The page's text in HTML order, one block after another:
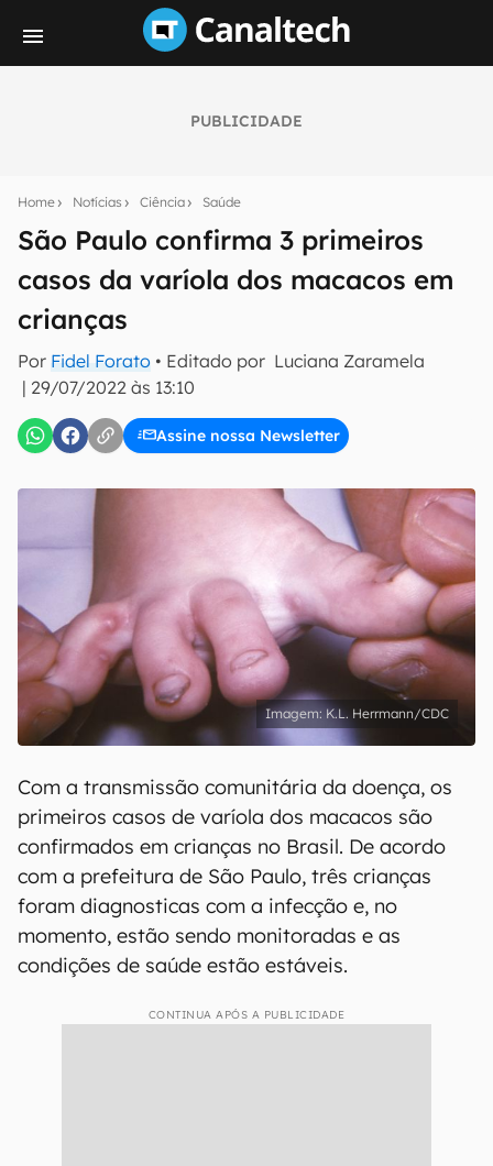
PUBLICIDADE
Home Notícias Ciência Saúde
São Paulo confirma 3 primeiros
casos da varíola dos macacos em
crianças
Por Fidel Forato • Editado por Luciana Zaramela
| 29/07/2022 às 13:10
Assine nossa Newsletter
notícias e reviews sobre tecnologia em primeira
mão.
E-mail
inscreva-se
Confirmo que li, aceito e concordo com os Termos de
Uso e Política de Privacidade do Canaltech.
K.L. Herrmann/CDC
Com a transmissão comunitária da doença, os
primeiros casos de varíola dos macacos são
confirmados em crianças no Brasil. De acordo
com a prefeitura de São Paulo, três crianças
foram diagnosticas com a infecção e, no
momento, estão sendo monitoradas e as
condições de saúde estão estáveis.
CONTINUA APÓS A PUBLICIDADE